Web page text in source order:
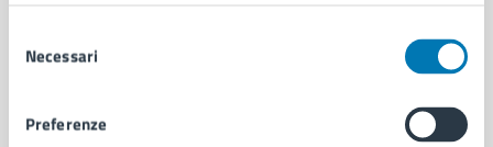
delNecessari
Preferenze
Uffici
Personale amministrativo